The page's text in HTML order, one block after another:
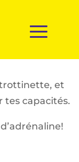
et
tes capacités.